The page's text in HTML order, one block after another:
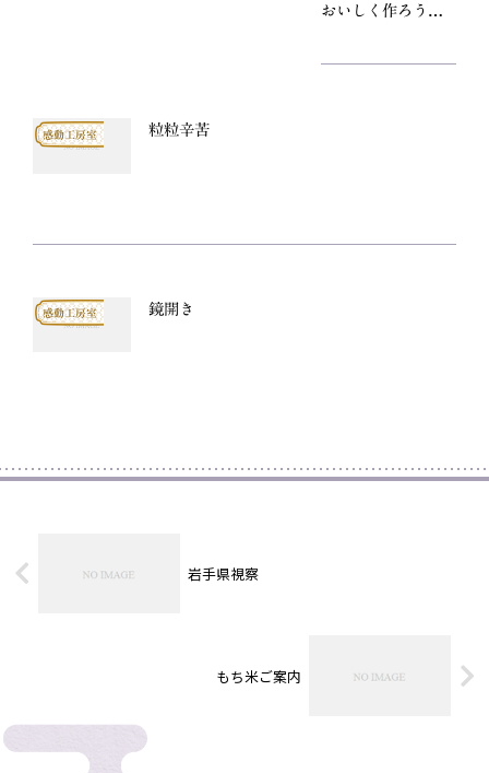
おいしく作ろう、
感動工房室 粒粒辛苦
感動工房室 鏡開き
岩手県視察
もち米ご案内